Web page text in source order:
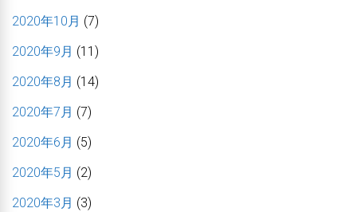
2020年10月 (7)
2020年9月 (11)
2020年8月 (14)
2020年7月 (7)
2020年6月 (5)
2020年5月 (2)
2020年3月 (3)